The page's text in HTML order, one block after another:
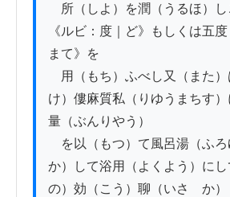
所（しよ）を潤（うるほ）し
《ルビ：度｜ど》もしくは五度
まて》を
用（もち）ふべし又（また）
け）僂麻質私（りゆうまちす
量（ぶんりやう）
を以（もつ）て風呂湯（ふろ
か）して浴用（よくよう）に
の）効（こう）聊（いさゝか）